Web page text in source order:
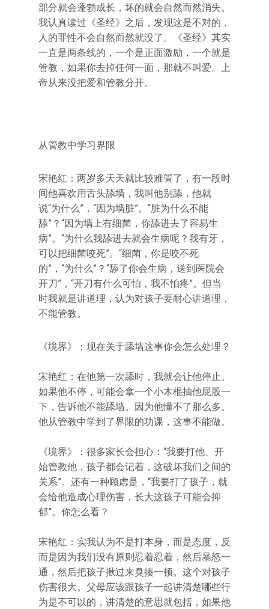
部分就会蓬勃成长，坏的就会自然而然消失。
我认真读过《圣经》之后，发现这是不对的，
人的罪性不会自然而然就没了。《圣经》其实
一直是两条线的，一个是正面激励，一个就是
管教，如果你去掉任何一面，那就不叫爱。上
帝从来没把爱和管教分开。
从管教中学习界限
宋艳红：两岁多天天就比较难管了，有一段时
间他喜欢用舌头舔墙，我叫他别舔，他就
说“为什么”，“因为墙脏”。“脏为什么不能
舔”？“因为墙上有细菌，你舔进去了容易生
病”。“为什么我舔进去就会生病呢？我有牙，
可以把细菌咬死”。“细菌，你是咬不死
的”，“为什么”？“舔了你会生病，送到医院会
开刀”，“开刀有什么可怕，我不怕疼”。但当
时我就是讲道理，认为对孩子要耐心讲道理，
不能管教。
《境界》：现在关于舔墙这事你会怎么处理？
宋艳红：在他第一次舔时，我就会让他停止。
如果他不停，可能会拿一个小木棍抽他屁股一
下，告诉他不能舔墙。因为他懂不了那么多。
他从管教中学到了界限的功课，这事不能做。
《境界》：很多家长会担心：“我要打他、开
始管教他，孩子都会记着，这破坏我们之间的
关系”。还有一种顾虑是，“我要打了孩子，就
会给他造成心理伤害，长大这孩子可能会抑
郁”。你怎么看？
宋艳红：实我认为不是打本身，而是态度，反
而是因为我们没有原则忍着忍着，然后暴怒一
通，然后把孩子揪过来臭揍一顿。这个对孩子
伤害很大。父母应该跟孩子一起讲清楚哪些行
为是不可以的，讲清楚的意思就包括，如果他